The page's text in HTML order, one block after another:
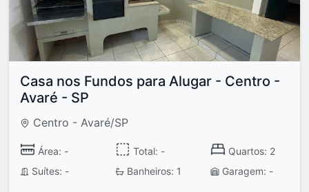
Casa nos Fundos para Alugar - Centro -
Avaré - SP
Centro - Avaré/SP
Área: - Total: -
Quartos: 2
Suítes: -
Banheiros: 1 Garagem: -